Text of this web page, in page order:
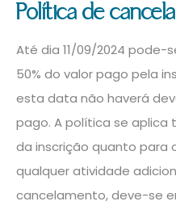
Política de
Até dia 11/09/2024 pode-
50% do valor pago pela
esta data não haverá
pago. A política se
da inscrição quanto para
qualquer atividade
cancelamento, deve-se